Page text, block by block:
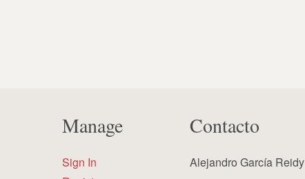
Manage
Sign In
Contacto
Alejandro García Reidy